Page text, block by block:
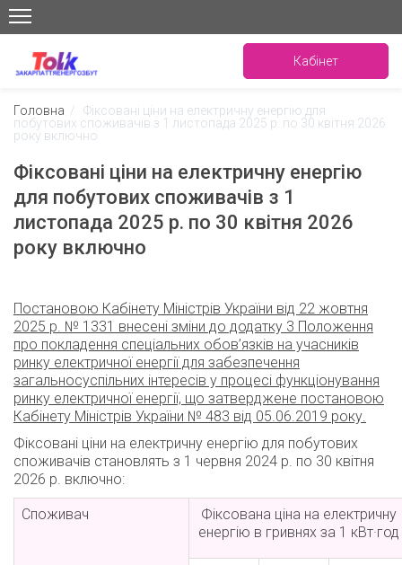
Кабінет
Головна / Фіксовані ціни на електричну енергію для
побутових споживачів з 1 листопада 2025 р. по 30 квітня 2026
року включно
Фіксовані ціни на електричну енергію
для побутових споживачів з 1
листопада 2025 р. по 30 квітня 2026
року включно
Постановою Кабінету Міністрів України від 22 жовтня
2025 р. № 1331 внесені зміни до додатку 3 Положення
про покладення спеціальних обов’язків на учасників
ринку електричної енергії для забезпечення
загальносуспільних інтересів у процесі функціонування
ринку електричної енергії, що затверджене постановою
Кабінету Міністрів України № 483 від 05.06.2019 року.
Фіксовані ціни на електричну енергію для побутових
споживачів становлять з 1 червня 2024 р. по 30 квітня
2026 р. включно:
Споживач
Фіксована ціна на електричну
енергію в гривнях за 1 кВт·год